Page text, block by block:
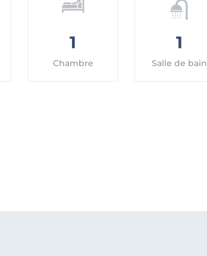
1
Chambre
1
Salle de bain